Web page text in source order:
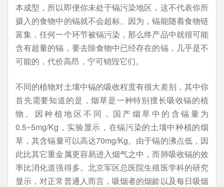
本成型，所以即便你未处于镉污染地区，这不代表你所
摄入的食物中的镉就不会超标。因为，镉能随着食物链
富集，任何一个环节被镉污染，那么终产品中就很可能
含有超量的镉，要去除食物中已经存在的镉，几乎是不
可能的，代价高昂，宁可销毁它们。
不同的植物对土壤中镉的吸收程度有很大差别，其中你
首先需要知道的是，烟草是一种特别擅长吸收镉的植
物。因种植地区不同，国产烟草中的含镉量为
0.5~5mg/Kg，实验显示，在镉污染的土壤中种植的烟
草，其含镉量可以高达70mg/Kg。由于镉的沸点低，因
此比其它重金属更容易进入烟气之中，而肺吸收镉的效
率比消化道强得多。北京军区总医院生殖医学科的研究
显示，对正常普通人而言，吸烟者的烟龄以及每日吸烟